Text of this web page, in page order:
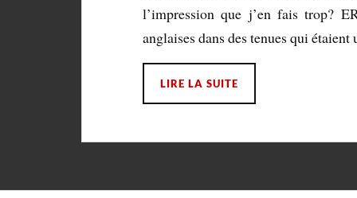
l’impression que j’en fais trop?
anglaises dans des tenues qui
LIRE LA SUITE